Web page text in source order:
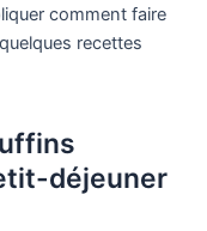
comment faire
recettes
déjeuner